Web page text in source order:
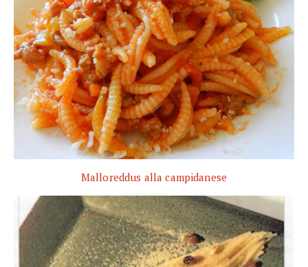
Malloreddus alla campidanese